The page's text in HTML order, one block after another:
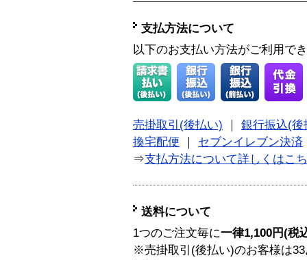
支払方法について
以下のお支払い方法がご利用で
売掛取引(後払い)
銀行振込(後
換宅配便
セブンイレブン決済
⇒支払方法について詳しくはこ
送料について
1つのご注文毎に一律1,100円(税
※売掛取引(後払い)のお客様は